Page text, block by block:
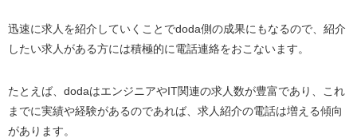
迅速に求人を紹介していくことでdoda側の成果にもなるので、紹介
したい求人がある方には積極的に電話連絡をおこないます。
たとえば、 dodaはエンジニアやIT関連の求人数が豊富であり、これ
までに実績や経験があるのであれば、求人紹介の電話は増える傾向
があります。